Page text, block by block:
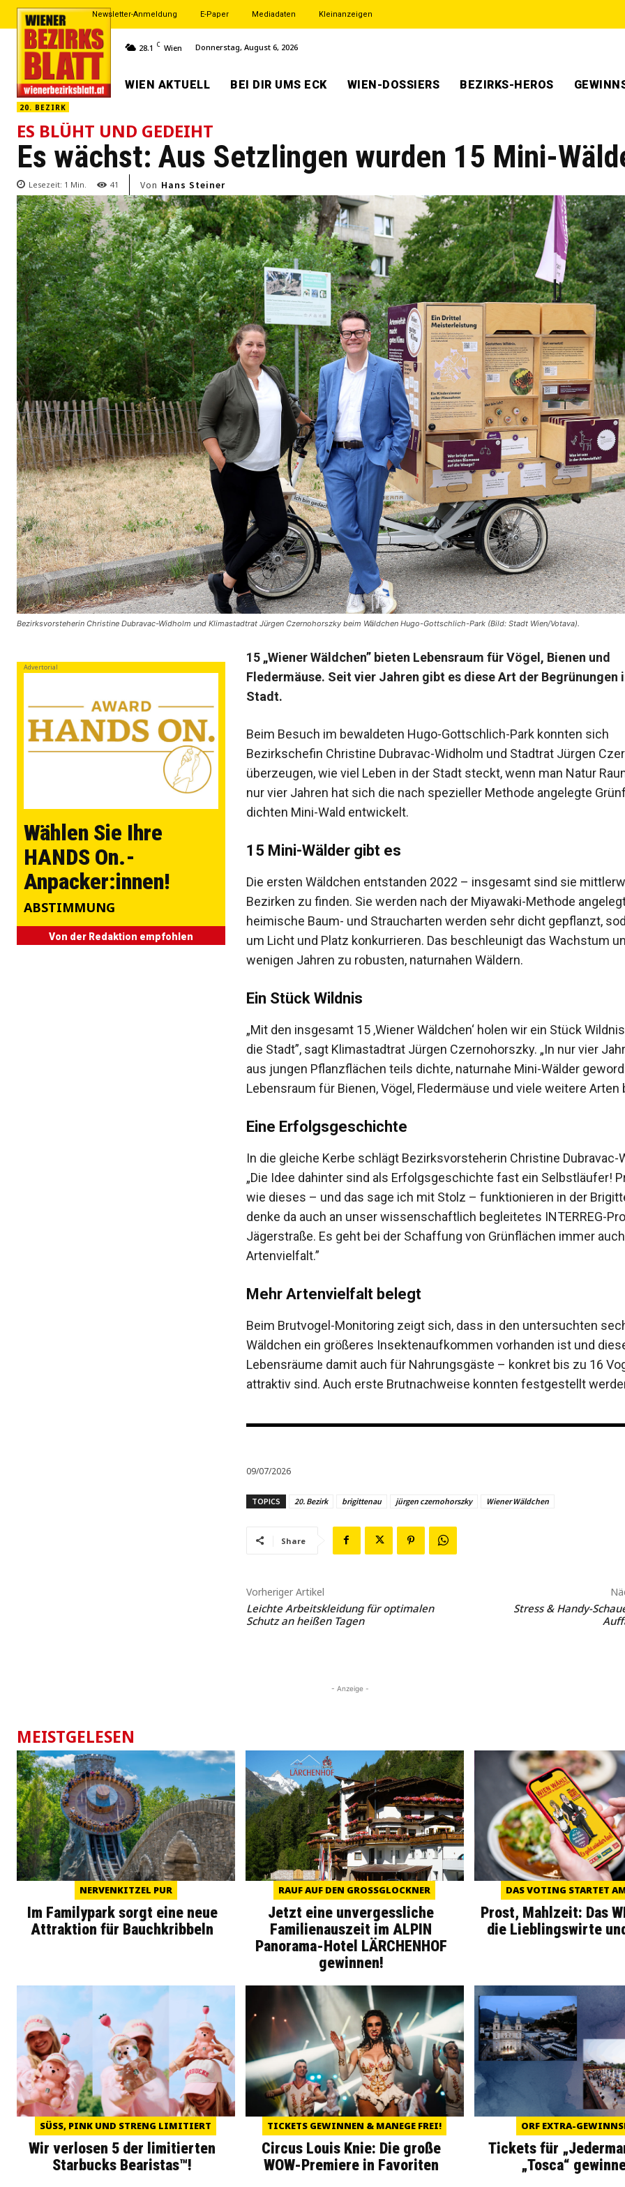
Newsletter-Anmeldung E-Paper Mediadaten Kleinanzeigen
28.1 C Wien Donnerstag, August 6, 2026
WIEN AKTUELL BEI DIR UMS ECK WIEN-DOSSIERS BEZIRKS-HEROS
20. BEZIRK
ES BLÜHT UND GEDEIHT
Es wächst: Aus Setzlingen wurden 15 Mini-
Lesezeit: 1 Min. 41 Von Hans Steiner
Bezirksvorsteherin Christine Dubravac-Widholm und Klimastadtrat Jürgen Czernohorszky beim Wäldchen Hugo-Gottschlich-Park (Bild: Stadt Wien/Votava).
Advertorial
Wählen Sie Ihre
HANDS On.-
Anpacker:innen!
ABSTIMMUNG
Von der Redaktion empfohlen
15 „Wiener Wäldchen” bieten Lebensraum für Vögel, Bienen und
Fledermäuse. Seit vier Jahren gibt es diese Art der Begrünungen
Stadt.
Beim Besuch im bewaldeten Hugo-Gottschlich-Park konnten sich
Bezirkschefin Christine Dubravac-Widholm und Stadtrat Jürgen
überzeugen, wie viel Leben in der Stadt steckt, wenn man Natur
nur vier Jahren hat sich die nach spezieller Methode angelegte
dichten Mini-Wald entwickelt.
15 Mini-Wälder gibt es
Die ersten Wäldchen entstanden 2022 – insgesamt sind sie
Bezirken zu finden. Sie werden nach der Miyawaki-Methode
heimische Baum- und Straucharten werden sehr dicht gepflanzt,
um Licht und Platz konkurrieren. Das beschleunigt das Wachstum
wenigen Jahren zu robusten, naturnahen Wäldern.
Ein Stück Wildnis
„Mit den insgesamt 15 ‚Wiener Wäldchen‘ holen wir ein Stück
die Stadt”, sagt Klimastadtrat Jürgen Czernohorszky. „In nur vier
aus jungen Pflanzflächen teils dichte, naturnahe Mini-Wälder
Lebensraum für Bienen, Vögel, Fledermäuse und viele weitere Arten
Eine Erfolgsgeschichte
In die gleiche Kerbe schlägt Bezirksvorsteherin Christine Dubravac-
„Die Idee dahinter sind als Erfolgsgeschichte fast ein Selbstläufer!
wie dieses – und das sage ich mit Stolz – funktionieren in der
denke da auch an unser wissenschaftlich begleitetes INTERREG-
Jägerstraße. Es geht bei der Schaffung von Grünflächen immer
Artenvielfalt.”
Mehr Artenvielfalt belegt
Beim Brutvogel-Monitoring zeigt sich, dass in den untersuchten
Wäldchen ein größeres Insektenaufkommen vorhanden ist und
Lebensräume damit auch für Nahrungsgäste – konkret bis zu 16
attraktiv sind. Auch erste Brutnachweise konnten festgestellt
09/07/2026
TOPICS 20. Bezirk brigittenau jürgen czernohorszky Wiener Wäldchen
Share
Vorheriger Artikel
Leichte Arbeitskleidung für optimalen
Schutz an heißen Tagen
Stress & Handy-
- Anzeige -
MEISTGELESEN
NERVENKITZEL PUR
Im Familypark sorgt eine neue
Attraktion für Bauchkribbeln
RAUF AUF DEN GROSSGLOCKNER
Jetzt eine unvergessliche
Familienauszeit im ALPIN
Panorama-Hotel LÄRCHENHOF
gewinnen!
DAS VOTING STARTET
Prost, Mahlzeit: Das
die Lieblingswirte
SÜSS, PINK UND STRENG LIMITIERT
Wir verlosen 5 der limitierten
Starbucks Bearistas™!
TICKETS GEWINNEN & MANEGE FREI!
Circus Louis Knie: Die große
WOW-Premiere in Favoriten
ORF EXTRA-
Tickets für
„Tosca“